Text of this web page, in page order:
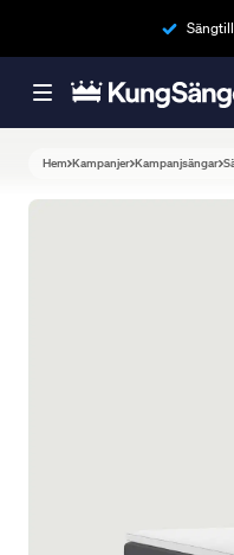
Hem Kampanjer Kampanjsängar